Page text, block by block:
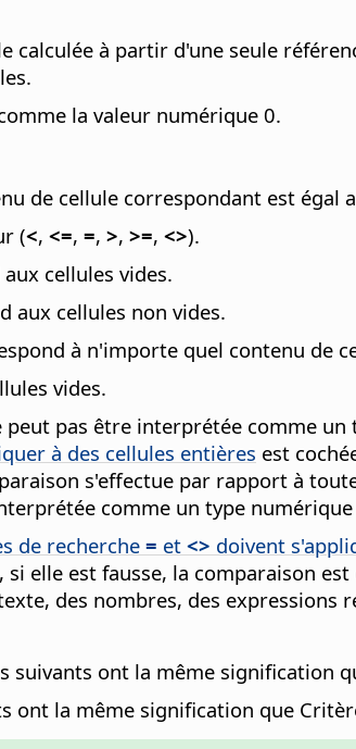
calculée à partir d'une seule
la valeur numérique 0.
de cellule correspondant est égal
(<, <=, =, >, >=, <>).
cellules vides.
aux cellules non vides.
à n'importe quel contenu de
vides.
peut pas être interprétée comme
à des cellules entières est
s'effectue par rapport à
comme un type
de recherche = et <> doivent
elle est fausse, la comparaison
des nombres, des expressions
suivants ont la même signification
ont la même signification que